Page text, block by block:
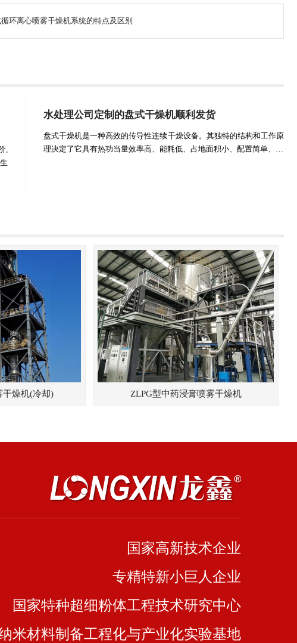
环离心喷雾干燥机系统的特点及区别
,
水处理公司定制的盘式干燥机顺利发货
盘式干燥机是一种高效的传导性连续干燥设备。其独特的结构和工作原
理决定了它具有热功当量效率高、能耗低、占地面积小、配置简单、…
干燥机(冷却) ZLPG型中药浸膏喷雾干燥机
国家高新技术企业
专精特新小巨人企业
国家特种超细粉体工程技术研究中心
米材料制备工程化与产业化实验基地